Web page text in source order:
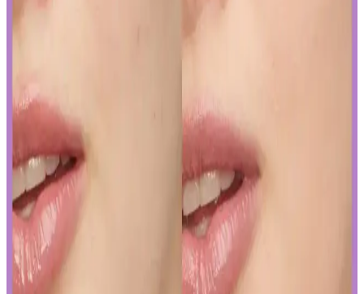
deneyimine kadar birçok alanda devrim yaratıyor. Sürdürülebilirlik
Seçimi ve Uygulama Yöntemleri
Gözaltı kapatıcısı seçimi ve uygulama teknikleriyle doğal görünüm
yakalamak için hafif ürünler ve doğru uygulama yöntemleri
önemlidir. İnce katmanlar ve uygun tonlar ile göz altlarınızda doğal
parlaklık sağlayabilirsiniz.
Ağız Bakımı ve Hijyenin Temel Unsurları: Günlük
Diş Temizliği ve Koruyucu Ürünler
Diş macunu ve diş fırçası, ağız hijyeninin temel taşlarıdır. Florür
içeren ürünler dişleri güçlendirir, düzenli kullanım sağlıklı gülüşler
sağlar.